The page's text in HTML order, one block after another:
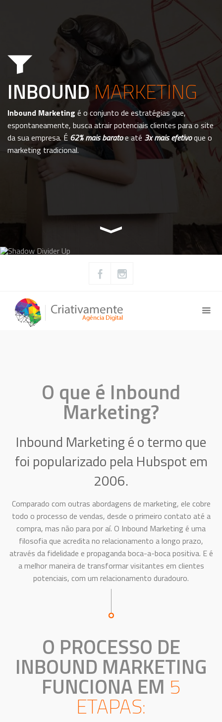
INBOUNDMARKETING
Inbound Marketing é o conjunto de estratégias que,
espontaneamente, busca atrair potenciais clientes para o site
da sua empresa. É 62% mais baratoe até 3x mais efetivoque o
marketing tradicional.
O que é Inbound
Marketing?
Inbound Marketing é o termo que
foi popularizado pela Hubspot em
2006.
Comparado com outras abordagens de marketing, ele cobre
todo o processo de vendas, desde o primeiro contato até a
compra, mas não para por aí. O Inbound Marketing é uma
filosofia que acredita no relacionamento a longo prazo,
através da fidelidade e propaganda boca-a-boca positiva. E é
a melhor maneira de transformar visitantes em clientes
potenciais, com um relacionamento duradouro.
O PROCESSO DE
INBOUND MARKETING
FUNCIONA EM 5
ETAPAS: